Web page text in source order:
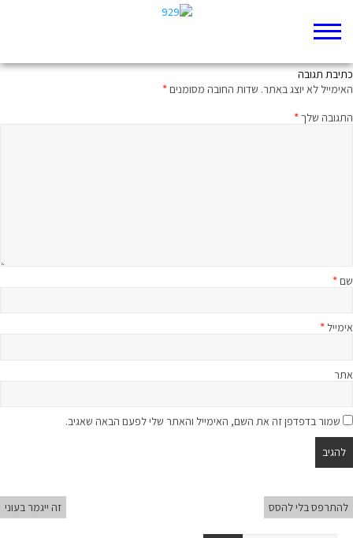
ממעמקים קראתיך: מיטיבי לכת למשלי פרק ו
כתיבת תגובה
האימייל לא יוצג באתר. שדות החובה מסומנים*
התגובה שלך*
שם*
אימייל *
אתר
שמור בדפדפן זה את השם, האימייל והאתר שלי לפעם הבאה שאגיב.
להתרפס בלי להסס זה ייגמר בעוני